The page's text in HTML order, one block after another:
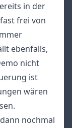
in der
frei von
ebenfalls,
nicht
ist
wären
nochmal